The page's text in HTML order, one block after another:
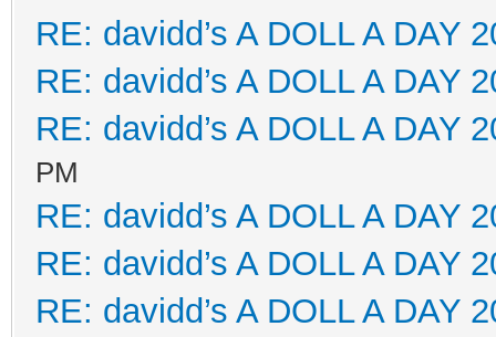
RE: davidd’s A DOLL A DAY
RE: davidd’s A DOLL A DAY
RE: davidd’s A DOLL A DAY
PM
RE: davidd’s A DOLL A DAY
RE: davidd’s A DOLL A DAY
RE: davidd’s A DOLL A DAY